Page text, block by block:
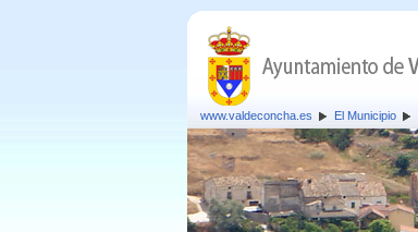
www.valdeconcha.es El Municipio